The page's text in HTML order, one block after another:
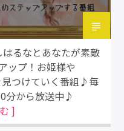
るなとあなたが素敵
ップ！お姫様や
見つけていく番組♪毎
分から放送中♪
]